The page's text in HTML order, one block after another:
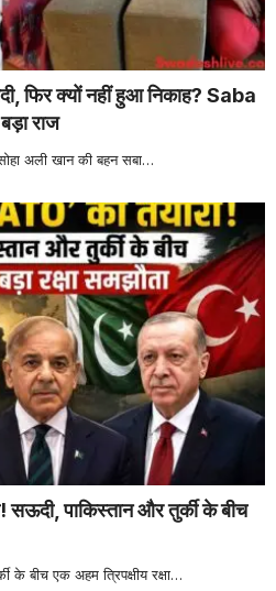
फिर क्यों नहीं हुआ निकाह? Saba
राज
अली खान की बहन सबा…
सऊदी, पाकिस्तान और तुर्की के बीच
बीच एक अहम त्रिपक्षीय रक्षा…